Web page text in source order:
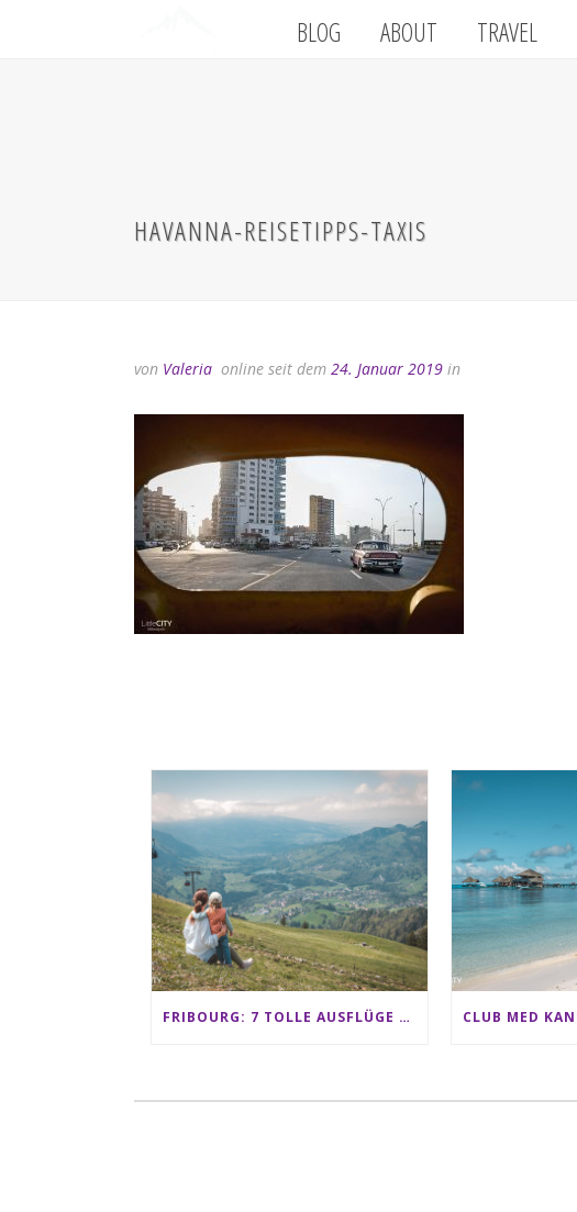
BLOG ABOUT TRAVEL
HAVANNA-REISETIPPS-TAXIS
von Valeria online seit dem 24. Januar 2019 in
FRIBOURG: 7 TOLLE AUSFLÜGE FÜR FAMILIEN VON CHARMEY BIS LES PACCOTS